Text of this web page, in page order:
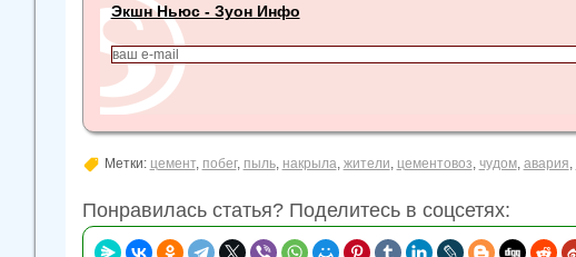
Экшн Ньюс - Зуон Инфо
Метки: цемент, побег, пыль, накрыла жители цементовоз чудом, авария
Понравилась статья? Поделитесь в соцсетях: